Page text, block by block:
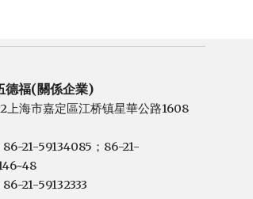
德福(關係企業)
上海市嘉定區江桥镇星華公路1608
86-21-59134085；86-21-
86-21-59132333